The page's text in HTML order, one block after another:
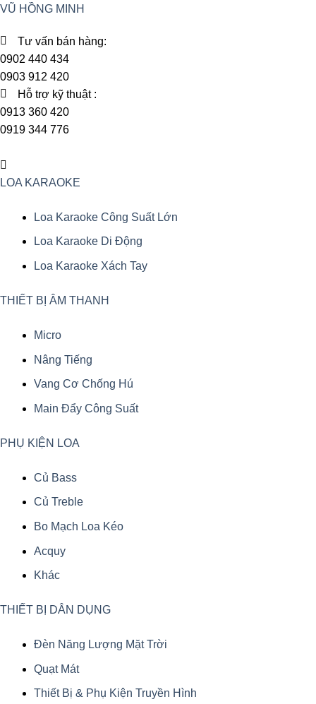
VŨ HỒNG MINH
Tư vấn bán hàng:
0902 440 434
0903 912 420
Hỗ trợ kỹ thuật :
0913 360 420
0919 344 776
Menu
LOA KARAOKE
Loa Karaoke Công Suất Lớn
Loa Karaoke Di Động
Loa Karaoke Xách Tay
THIẾT BỊ ÂM THANH
Micro
Nâng Tiếng
Vang Cơ Chống Hú
Main Đẩy Công Suất
PHỤ KIỆN LOA
Củ Bass
Củ Treble
Bo Mạch Loa Kéo
Acquy
Khác
THIẾT BỊ DÂN DỤNG
Đèn Năng Lượng Mặt Trời
Quạt Mát
Thiết Bị & Phụ Kiện Truyền Hình